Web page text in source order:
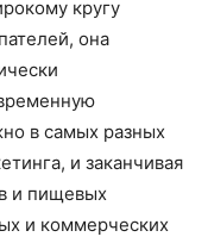
кругу
она
в самых разных
и заканчивая
и пищевых
и коммерческих